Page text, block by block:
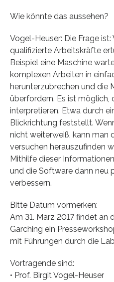
Wie könnte das aussehen?
Vogel-Heuser: Die Frage
qualifizierte Arbeitskräfte
Beispiel eine Maschine
komplexen Arbeiten in
herunterzubrechen und die
überfordern. Es ist möglich,
interpretieren. Etwa durch
Blickrichtung feststellt.
nicht weiterweiß, kann man
versuchen herauszufinden
Mithilfe dieser
und die Software dann neu
verbessern.
Bitte Datum vormerken:
Am 31. März 2017 findet an
Garching ein
mit Führungen durch die
Vortragende sind:
• Prof. Birgit Vogel-Heuser